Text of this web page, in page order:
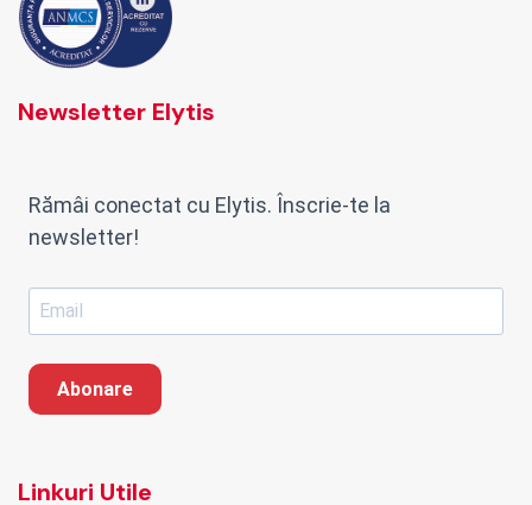
Newsletter Elytis
Rămâi conectat cu Elytis. Înscrie-te la
newsletter!
Abonare
Linkuri Utile